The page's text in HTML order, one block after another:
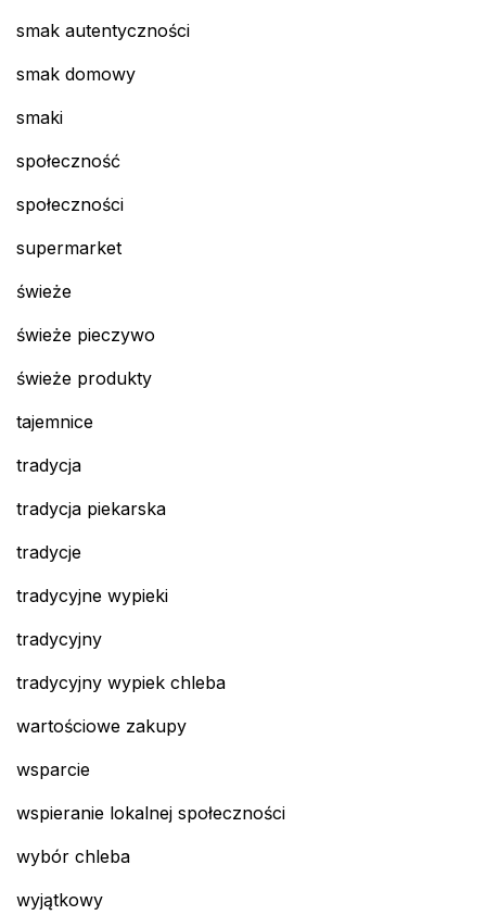
smak autentyczności
smak domowy
smaki
społeczność
społeczności
supermarket
świeże
świeże pieczywo
świeże produkty
tajemnice
tradycja
tradycja piekarska
tradycje
tradycyjne wypieki
tradycyjny
tradycyjny wypiek chleba
wartościowe zakupy
wsparcie
wspieranie lokalnej społeczności
wybór chleba
wyjątkowy